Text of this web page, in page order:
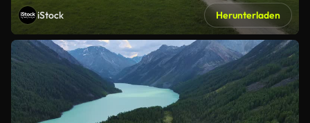
iStock Herunterladen